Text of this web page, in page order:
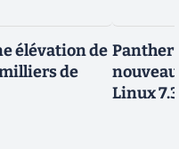
élévation de
de
Panther
Linux 7.3